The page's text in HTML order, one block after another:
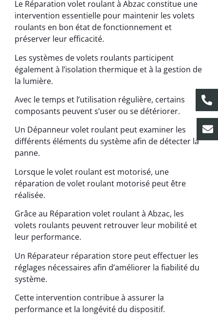
Le Réparation volet roulant à Abzac constitue une
intervention essentielle pour maintenir les volets
roulants en bon état de fonctionnement et
préserver leur efficacité.
Les systèmes de volets roulants participent
également à l’isolation thermique et à la gestion de
la lumière.
Avec le temps et l’utilisation régulière, certains
composants peuvent s’user ou se détériorer.
Un Dépanneur volet roulant peut examiner les
différents éléments du système afin de détecter la
panne.
Lorsque le volet roulant est motorisé, une
réparation de volet roulant motorisé peut être
réalisée.
Grâce au Réparation volet roulant à Abzac, les
volets roulants peuvent retrouver leur mobilité et
leur performance.
Un Réparateur réparation store peut effectuer les
réglages nécessaires afin d’améliorer la fiabilité du
système.
Cette intervention contribue à assurer la
performance et la longévité du dispositif.